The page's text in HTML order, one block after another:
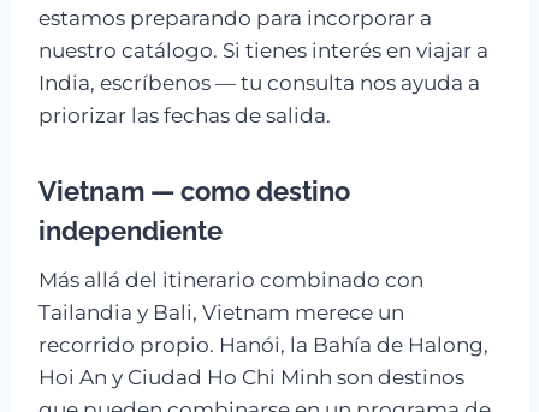
estamos preparando para incorporar a
nuestro catálogo. Si tienes interés en viajar a
India, escríbenos — tu consulta nos ayuda a
priorizar las fechas de salida.
Vietnam — como destino
independiente
Más allá del itinerario combinado con
Tailandia y Bali, Vietnam merece un
recorrido propio. Hanói, la Bahía de Halong,
Hoi An y Ciudad Ho Chi Minh son destinos